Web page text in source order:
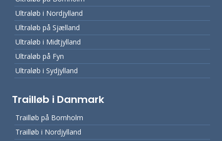
Ultraløb i Nordjylland
Ultraløb på Sjælland
Ultraløb i Midtjylland
Ultraløb på Fyn
Ultraløb i Sydjylland
Trailløb i Danmark
Trailløb på Bornholm
Trailløb i Nordjylland